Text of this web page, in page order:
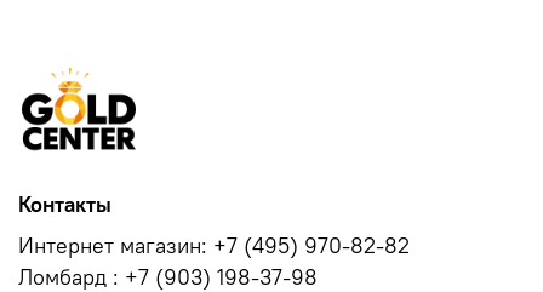
Контакты
Интернет магазин: +7 (495) 970-82-82
Ломбард : +7 (903) 198-37-98